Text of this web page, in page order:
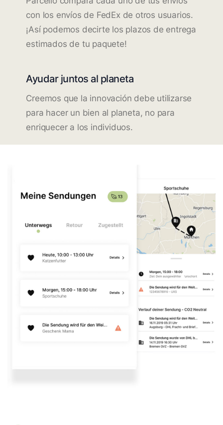
con los envíos de FedEx de otros usuarios.
¡Así podemos decirte los plazos de entrega
estimados de tu paquete!
Ayudar juntos al planeta
Creemos que la innovación debe utilizarse
para hacer un bien al planeta, no para
enriquecer a los individuos.